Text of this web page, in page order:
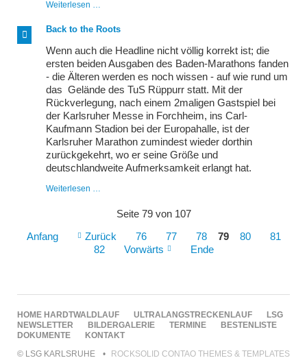
Weiterlesen …
und
um
Durlach
und
um
Durlach
herum
Back to the Roots
Wenn auch die Headline nicht völlig korrekt ist; die
ersten beiden Ausgaben des Baden-Marathons fanden
- die Älteren werden es noch wissen - auf wie rund um
das Gelände des TuS Rüppurr statt. Mit der
Rückverlegung, nach einem 2maligen Gastspiel bei
der Karlsruher Messe in Forchheim, ins Carl-
Kaufmann Stadion bei der Europahalle, ist der
Karlsruher Marathon zumindest wieder dorthin
zurückgekehrt, wo er seine Größe und
deutschlandweite Aufmerksamkeit erlangt hat.
Weiterlesen …
RootsSeite 79 von 107
Anfang
Zurück 76 77 78 79 80
81
82
Vorwärts Ende
NAVIGATION
ÜBERSPRINGEN
HOME HARDTWALDLAUF ULTRALANGSTRECKENLAUF
LSG
NEWSLETTER
BILDERGALERIE TERMINE
BESTENLISTE
DOKUMENTE
KONTAKT
© LSG KARLSRUHE
ROCKSOLID CONTAO THEMES & TEMPLATES